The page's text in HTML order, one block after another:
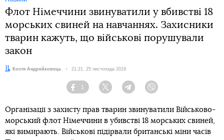
Флот Німеччини звинуватили у вбивстві 18
морських свиней на навчаннях. Захисники
тварин кажуть, що військові порушували
закон
Автор:Костя Андрейковець Дата:
21:21, 25 листопада 2019
Facebook
1
Twitter TelegramViber
Організації з захисту прав тварин звинуватили Військово-
морський флот Німеччини в убивстві 18 морських свиней,
які вимирають. Військові підірвали британські міни часів